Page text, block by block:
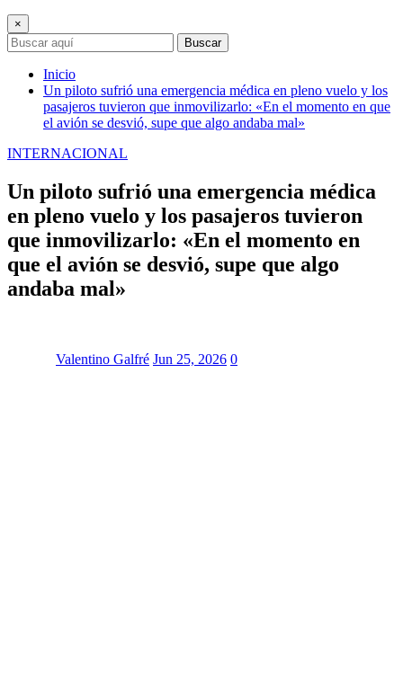
×
Buscar
Inicio
Un piloto sufrió una emergencia médica en pleno vuelo y los
pasajeros tuvieron que inmovilizarlo: «En el momento en que
el avión se desvió, supe que algo andaba mal»
INTERNACIONAL
Un piloto sufrió una emergencia médica
en pleno vuelo y los pasajeros tuvieron
que inmovilizarlo: «En el momento en
que el avión se desvió, supe que algo
andaba mal»
Valentino Galfré Jun 25, 2026 0